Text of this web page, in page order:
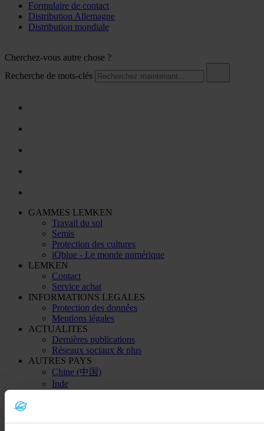
Formulaire de contact
Distribution Allemagne
Distribution mondiale
Cherchez-vous autre chose ?
Recherche de mots-clés
GAMMES LEMKEN
Travail du sol
Semis
Protection des cultures
iQblue - Le monde numérique
LEMKEN
Contact
Service achat
INFORMATIONS LEGALES
Protection des données
Mentions légales
ACTUALITES
Dernières publications
Réseaux sociaux & plus
AUTRES PAYS
Chine (中国)
Inde